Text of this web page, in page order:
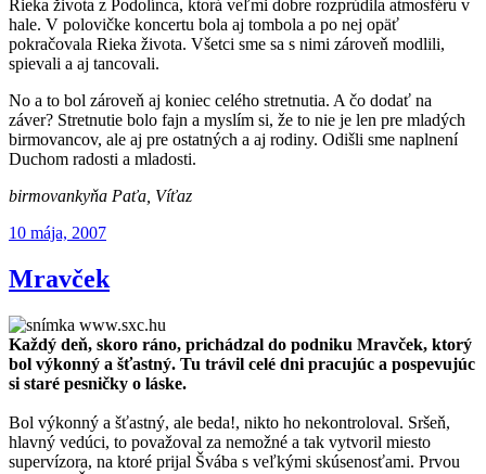
Rieka života z Podolínca, ktorá veľmi dobre rozprúdila atmosféru v
hale. V polovičke koncertu bola aj tombola a po nej opäť
pokračovala Rieka života. Všetci sme sa s nimi zároveň modlili,
spievali a aj tancovali.
No a to bol zároveň aj koniec celého stretnutia. A čo dodať na
záver? Stretnutie bolo fajn a myslím si, že to nie je len pre mladých
birmovancov, ale aj pre ostatných a aj rodiny. Odišli sme naplnení
Duchom radosti a mladosti.
birmovankyňa Paťa, Víťaz
Publikované
10 mája, 2007
Mravček
Každý deň, skoro ráno, prichádzal do podniku Mravček, ktorý
bol výkonný a šťastný. Tu trávil celé dni pracujúc a pospevujúc
si staré pesničky o láske.
Bol výkonný a šťastný, ale beda!, nikto ho nekontroloval. Sršeň,
hlavný vedúci, to považoval za nemožné a tak vytvoril miesto
supervízora, na ktoré prijal Švába s veľkými skúsenosťami. Prvou